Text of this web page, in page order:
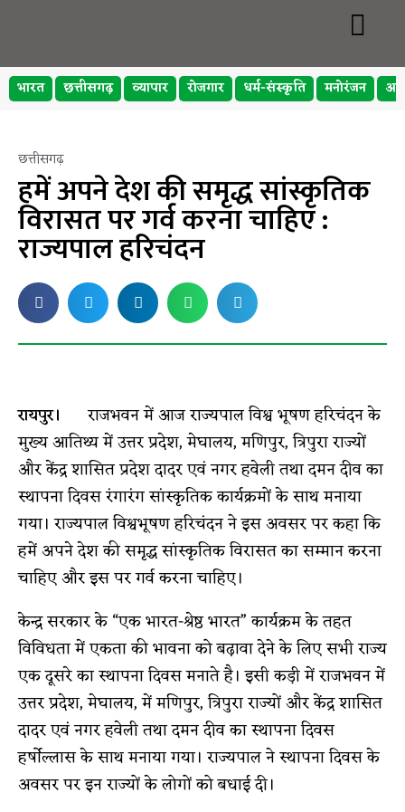
भारत छत्तीसगढ़ व्यापार रोजगार धर्म-संस्कृति मनोरंजन
छत्तीसगढ़
हमें अपने देश की समृद्ध सांस्कृतिक
विरासत पर गर्व करना चाहिए :
राज्यपाल हरिचंदन
रायपुर।
राजभवन में आज राज्यपाल विश्व भूषण हरिचंदन के
मुख्य आतिथ्य में उत्तर प्रदेश, मेघालय, मणिपुर, त्रिपुरा राज्यों
और केंद्र शासित प्रदेश दादर एवं नगर हवेली तथा दमन दीव का
स्थापना दिवस रंगारंग सांस्कृतिक कार्यक्रमों के साथ मनाया
गया। राज्यपाल विश्वभूषण हरिचंदन ने इस अवसर पर कहा कि
हमें अपने देश की समृद्ध सांस्कृतिक विरासत का सम्मान करना
चाहिए और इस पर गर्व करना चाहिए।
केन्द्र सरकार के “एक भारत-श्रेष्ठ भारत” कार्यक्रम के तहत
विविधता में एकता की भावना को बढ़ावा देने के लिए सभी राज्य
एक दूसरे का स्थापना दिवस मनाते है। इसी कड़ी में राजभवन में
उत्तर प्रदेश, मेघालय, में मणिपुर, त्रिपुरा राज्यों और केंद्र शासित
दादर एवं नगर हवेली तथा दमन दीव का स्थापना दिवस
हर्षाेल्लास के साथ मनाया गया। राज्यपाल ने स्थापना दिवस के
अवसर पर इन राज्यों के लोगों को बधाई दी।